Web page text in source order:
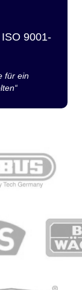
9001-
für ein